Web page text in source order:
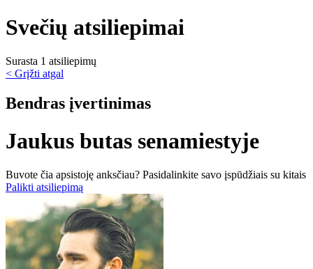
Svečių atsiliepimai
Surasta 1 atsiliepimų
< Grįžti atgal
Bendras įvertinimas
Jaukus butas senamiestyje
Buvote čia apsistoję anksčiau? Pasidalinkite savo įspūdžiais su kitais
Palikti atsiliepimą